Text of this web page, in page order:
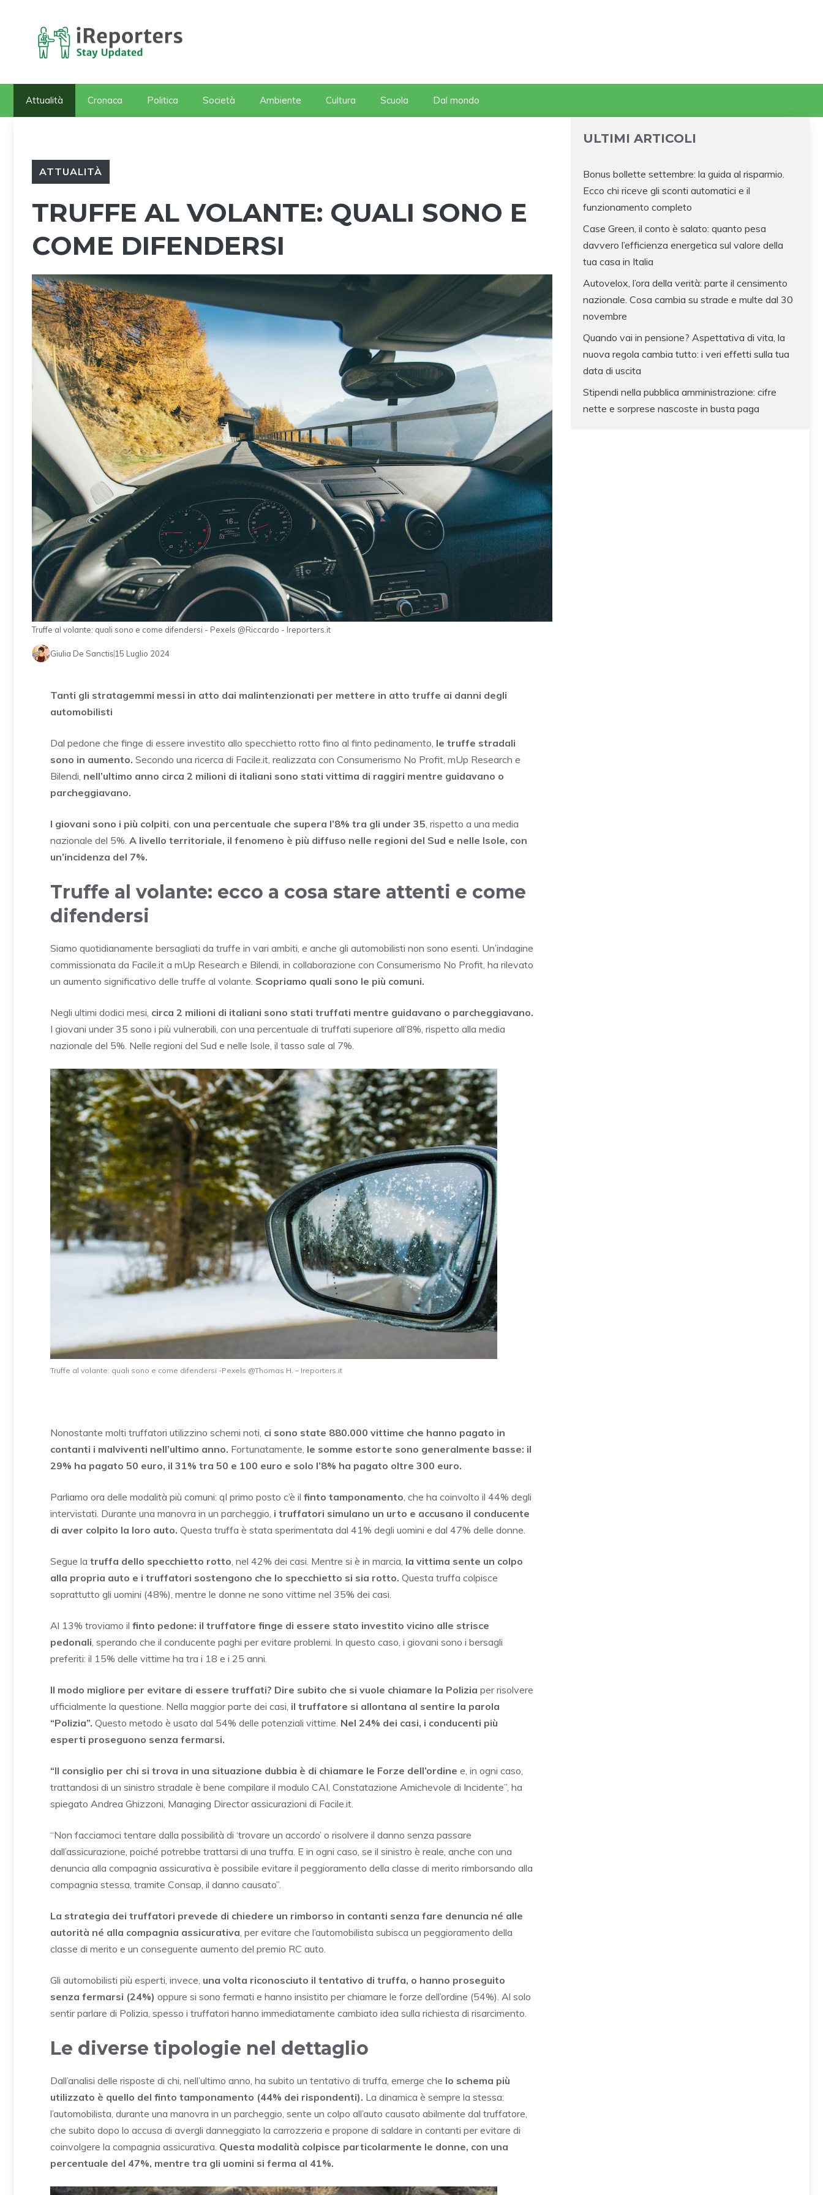
contenuto
Attualità Cronaca Politica Società Ambiente Cultura Scuola Dal mondo
ATTUALITÀ
TRUFFE AL VOLANTE: QUALI SONO E
COME DIFENDERSI
Truffe al volante: quali sono e come difendersi - Pexels @Riccardo - Ireporters.it
Giulia De Sanctis 15 Luglio 2024
Tanti gli stratagemmi messi in atto dai malintenzionati per mettere in atto truffe ai danni degli
automobilisti
Dal pedone che finge di essere investito allo specchietto rotto fino al finto pedinamento, le truffe stradali
sono in aumento. Secondo una ricerca di Facile.it, realizzata con Consumerismo No Profit, mUp Research e
Bilendi, nell’ultimo anno circa 2 milioni di italiani sono stati vittima di raggiri mentre guidavano o
parcheggiavano.
I giovani sono i più colpiti, con una percentuale che supera l’8% tra gli under 35, rispetto a una media
nazionale del 5%. A livello territoriale, il fenomeno è più diffuso nelle regioni del Sud e nelle Isole, con
un’incidenza del 7%.
Truffe al volante: ecco a cosa stare attenti e come
difendersi
Siamo quotidianamente bersagliati da truffe in vari ambiti, e anche gli automobilisti non sono esenti. Un’indagine
commissionata da Facile.it a mUp Research e Bilendi, in collaborazione con Consumerismo No Profit, ha rilevato
un aumento significativo delle truffe al volante. Scopriamo quali sono le più comuni.
Negli ultimi dodici mesi, circa 2 milioni di italiani sono stati truffati mentre guidavano o parcheggiavano.
I giovani under 35 sono i più vulnerabili, con una percentuale di truffati superiore all’8%, rispetto alla media
nazionale del 5%. Nelle regioni del Sud e nelle Isole, il tasso sale al 7%.
Truffe al volante: quali sono e come difendersi -Pexels @Thomas H. – Ireporters.it
Nonostante molti truffatori utilizzino schemi noti, ci sono state 880.000 vittime che hanno pagato in
contanti i malviventi nell’ultimo anno. Fortunatamente, le somme estorte sono generalmente basse: il
29% ha pagato 50 euro, il 31% tra 50 e 100 euro e solo l’8% ha pagato oltre 300 euro.
Parliamo ora delle modalità più comuni: ql primo posto c’è il finto tamponamento , che ha coinvolto il 44% degli
intervistati. Durante una manovra in un parcheggio, i truffatori simulano un urto e accusano il conducente
di aver colpito la loro auto. Questa truffa è stata sperimentata dal 41% degli uomini e dal 47% delle donne.
Segue la truffa dello specchietto rotto , nel 42% dei casi. Mentre si è in marcia, la vittima sente un colpo
alla propria auto e i truffatori sostengono che lo specchietto si sia rotto. Questa truffa colpisce
soprattutto gli uomini (48%), mentre le donne ne sono vittime nel 35% dei casi.
Al 13% troviamo il finto pedone: il truffatore finge di essere stato investito vicino alle strisce
pedonali , sperando che il conducente paghi per evitare problemi. In questo caso, i giovani sono i bersagli
preferiti: il 15% delle vittime ha tra i 18 e i 25 anni.
Il modo migliore per evitare di essere truffati? Dire subito che si vuole chiamare la Polizia per risolvere
ufficialmente la questione. Nella maggior parte dei casi, il truffatore si allontana al sentire la parola
“Polizia”. Questo metodo è usato dal 54% delle potenziali vittime. Nel 24% dei casi, i conducenti più
esperti proseguono senza fermarsi.
“Il consiglio per chi si trova in una situazione dubbia è di chiamare le Forze dell’ordine e, in ogni caso,
trattandosi di un sinistro stradale è bene compilare il modulo CAI, Constatazione Amichevole di Incidente”, ha
spiegato Andrea Ghizzoni, Managing Director assicurazioni di Facile.it.
“Non facciamoci tentare dalla possibilità di ‘trovare un accordo’ o risolvere il danno senza passare
dall’assicurazione, poiché potrebbe trattarsi di una truffa. E in ogni caso, se il sinistro è reale, anche con una
denuncia alla compagnia assicurativa è possibile evitare il peggioramento della classe di merito rimborsando alla
compagnia stessa, tramite Consap, il danno causato”.
La strategia dei truffatori prevede di chiedere un rimborso in contanti senza fare denuncia né alle
autorità né alla compagnia assicurativa , per evitare che l’automobilista subisca un peggioramento della
classe di merito e un conseguente aumento del premio RC auto.
Gli automobilisti più esperti, invece, una volta riconosciuto il tentativo di truffa, o hanno proseguito
senza fermarsi (24%) oppure si sono fermati e hanno insistito per chiamare le forze dell’ordine (54%). Al solo
sentir parlare di Polizia, spesso i truffatori hanno immediatamente cambiato idea sulla richiesta di risarcimento.
Le diverse tipologie nel dettaglio
Dall’analisi delle risposte di chi, nell’ultimo anno, ha subito un tentativo di truffa, emerge che lo schema più
utilizzato è quello del finto tamponamento (44% dei rispondenti). La dinamica è sempre la stessa:
l’automobilista, durante una manovra in un parcheggio, sente un colpo all’auto causato abilmente dal truffatore,
che subito dopo lo accusa di avergli danneggiato la carrozzeria e propone di saldare in contanti per evitare di
coinvolgere la compagnia assicurativa. Questa modalità colpisce particolarmente le donne, con una
percentuale del 47%, mentre tra gli uomini si ferma al 41%.
ULTIMI ARTICOLI
Bonus bollette settembre: la guida al risparmio.
Ecco chi riceve gli sconti automatici e il
funzionamento completo
Case Green, il conto è salato: quanto pesa
davvero l’efficienza energetica sul valore della
tua casa in Italia
Autovelox, l’ora della verità: parte il censimento
nazionale. Cosa cambia su strade e multe dal 30
novembre
Quando vai in pensione? Aspettativa di vita, la
nuova regola cambia tutto: i veri effetti sulla tua
data di uscita
Stipendi nella pubblica amministrazione: cifre
nette e sorprese nascoste in busta paga